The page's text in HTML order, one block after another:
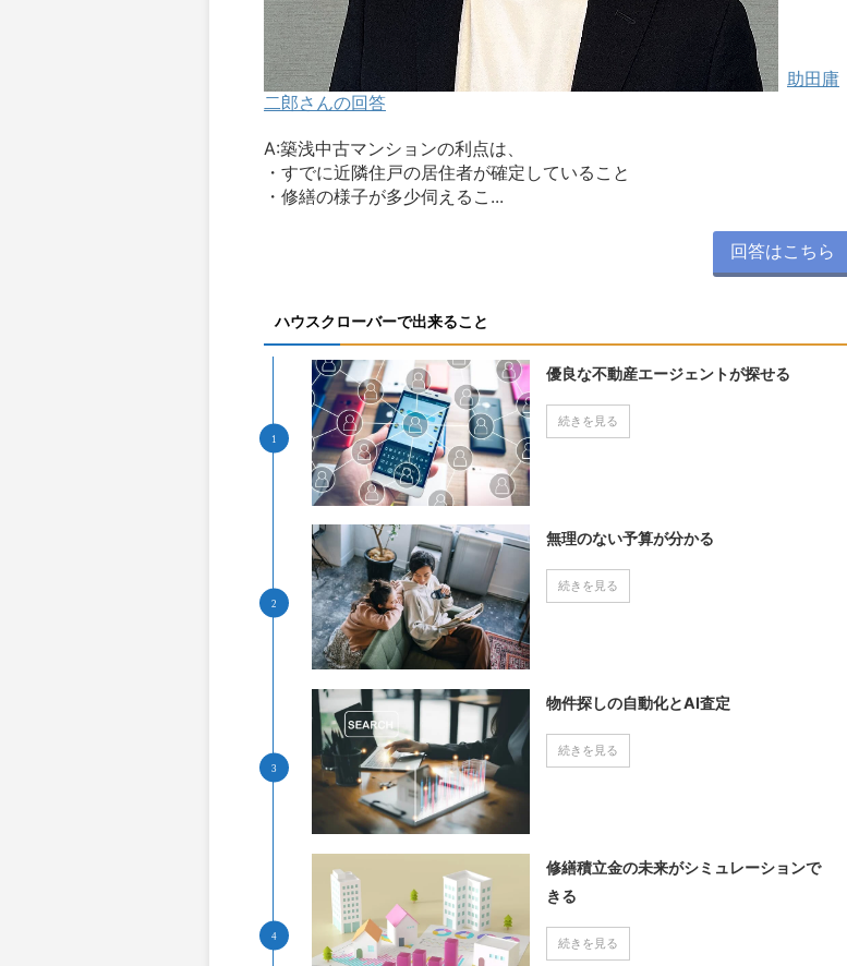
助田庸
二郎さんの回答
A:築浅中古マンションの利点は、
・すでに近隣住戸の居住者が確定していること
・修繕の様子が多少伺えるこ...
回答はこちら
ハウスクローバーで出来ること
優良な不動産エージェントが探せる
続きを見る
無理のない予算が分かる
続きを見る
物件探しの自動化とAI査定
続きを見る
修繕積立金の未来がシミュレーションで
きる
続きを見る